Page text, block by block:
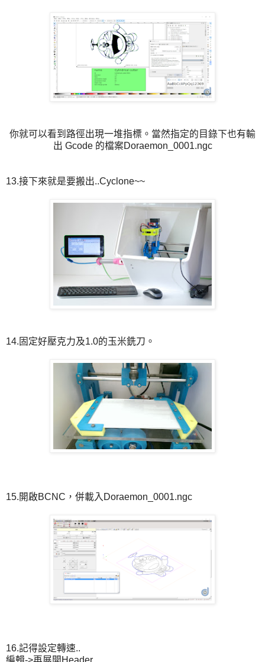
你就可以看到路徑出現一堆指標。當然指定的目錄下也有輸
出 Gcode 的檔案Doraemon_0001.ngc
13.接下來就是要搬出..Cyclone~~
14.固定好壓克力及1.0的玉米銑刀。
15.開啟BCNC，併載入Doraemon_0001.ngc
16.記得設定轉速..
編輯->再展開Header